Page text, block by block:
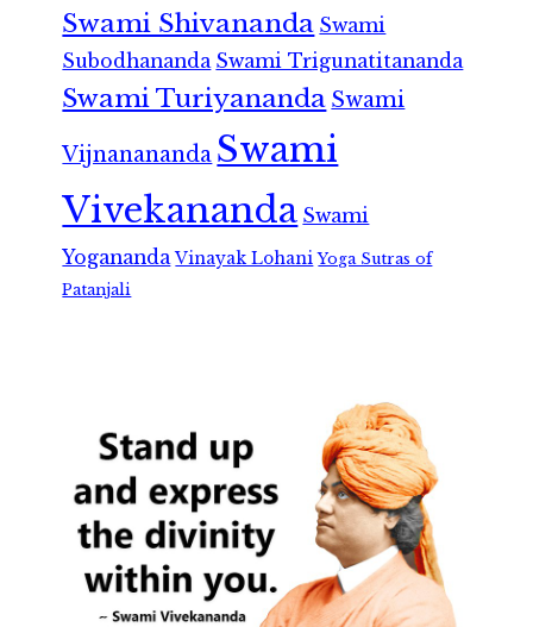
Swami Shivananda Swami
Subodhananda Swami Trigunatitananda
Swami Turiyananda Swami
Vijnanananda Swami
Vivekananda Swami
Yogananda Vinayak Lohani Yoga Sutras of
Patanjali